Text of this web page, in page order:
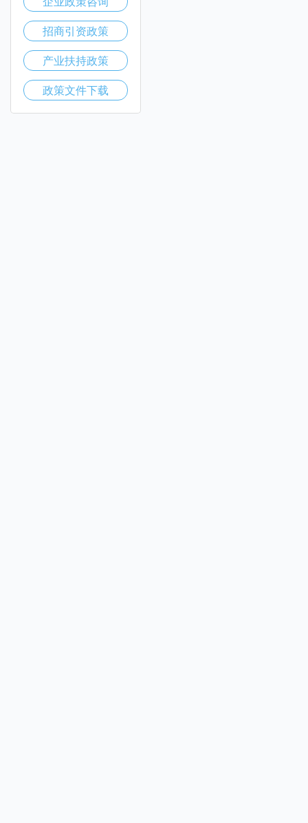
招商引资政策
产业扶持政策
政策文件下载